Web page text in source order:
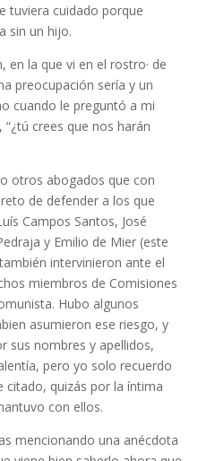
tuviera cuidado porque
sin un hijo.
en la que vi en el rostro· de
preocupación sería y un
cuando le preguntó a mi
crees que nos harán
otros abogados que con
de defender a los que
Campos Santos, José
y Emilio de Mier (este
intervinieron ante el
miembros de Comisiones
Hubo algunos
asumieron ese riesgo, y
sus nombres y apellidos,
pero yo solo recuerdo
citado, quizás por la íntima
con ellos.
mencionando una anécdota